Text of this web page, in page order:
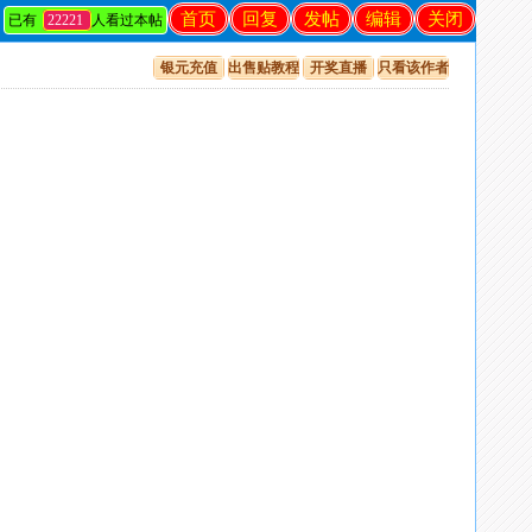
关闭
编辑
发帖
回复
首页
已有 22221 人看过本帖
银元充值 出售贴教程 开奖直播 只看该作者